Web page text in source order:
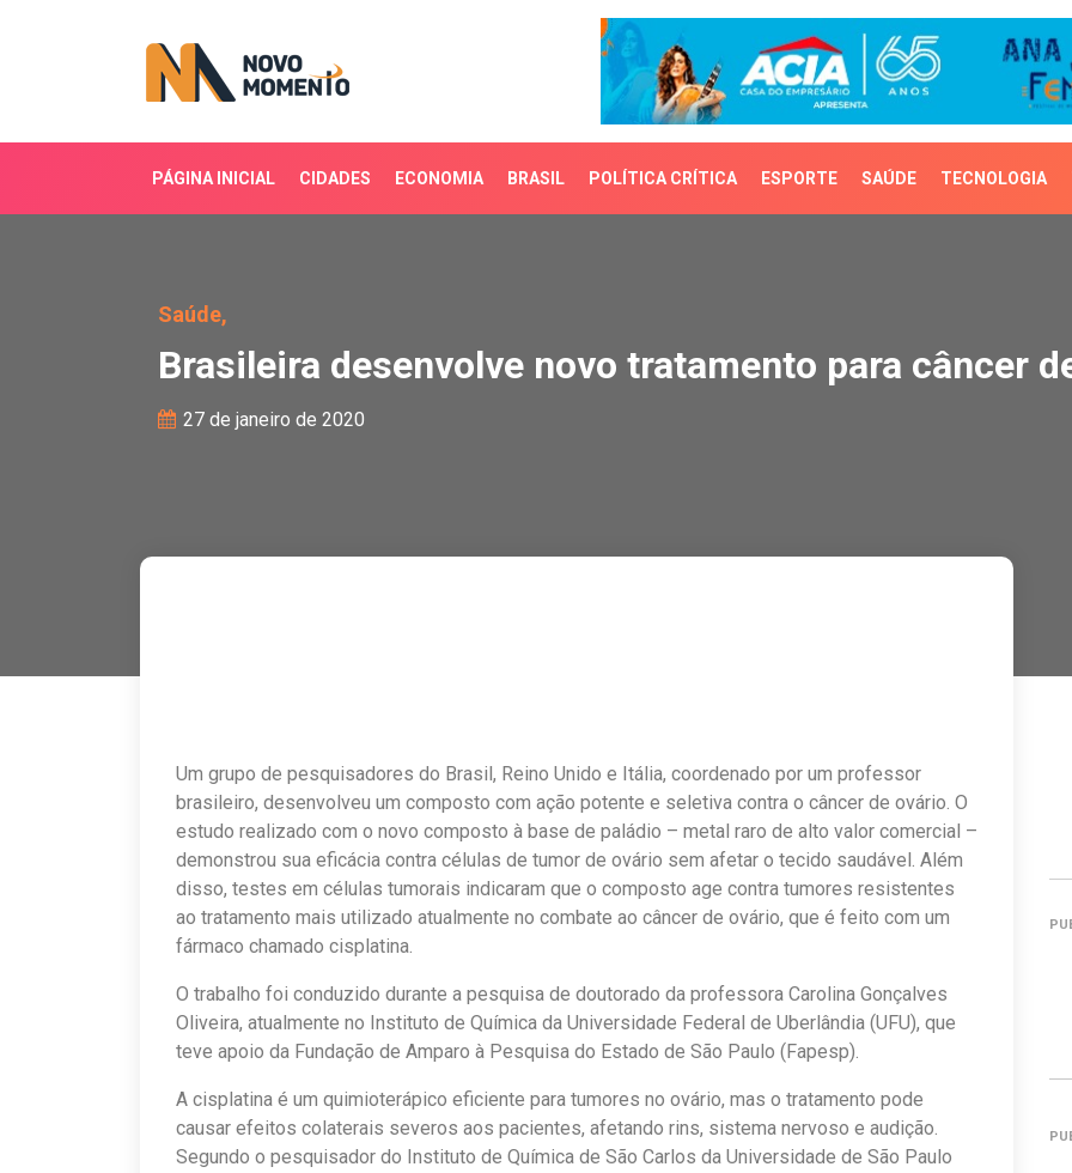
PÁGINA INICIAL CIDADES ECONOMIA BRASIL POLÍTICA CRÍTICA ESPORTE SAÚDE TECNOLOGIA
Saúde,
Brasileira desenvolve novo tratamento para câncer
27 de janeiro de 2020
Um grupo de pesquisadores do Brasil, Reino Unido e Itália, coordenado por um professor
brasileiro, desenvolveu um composto com ação potente e seletiva contra o câncer de ovário. O
estudo realizado com o novo composto à base de paládio – metal raro de alto valor comercial –
demonstrou sua eficácia contra células de tumor de ovário sem afetar o tecido saudável. Além
disso, testes em células tumorais indicaram que o composto age contra tumores resistentes
ao tratamento mais utilizado atualmente no combate ao câncer de ovário, que é feito com um
fármaco chamado cisplatina.
O trabalho foi conduzido durante a pesquisa de doutorado da professora Carolina Gonçalves
Oliveira, atualmente no Instituto de Química da Universidade Federal de Uberlândia (UFU), que
teve apoio da Fundação de Amparo à Pesquisa do Estado de São Paulo (Fapesp).
A cisplatina é um quimioterápico eficiente para tumores no ovário, mas o tratamento pode
causar efeitos colaterais severos aos pacientes, afetando rins, sistema nervoso e audição.
Segundo o pesquisador do Instituto de Química de São Carlos da Universidade de São Paulo